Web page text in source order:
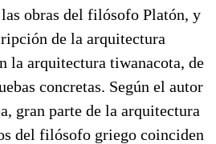
obras del filósofo Platón, y
de la arquitectura
la arquitectura tiwanacota, de
concretas. Según el autor
gran parte de la arquitectura
del filósofo griego coinciden